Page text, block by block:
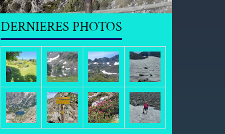
DERNIERES PHOTOS